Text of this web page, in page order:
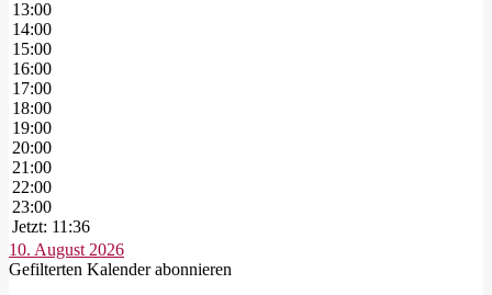
13:00
14:00
15:00
16:00
17:00
18:00
19:00
20:00
21:00
22:00
23:00
Jetzt: 11:36
10. August 2026
Gefilterten Kalender abonnieren